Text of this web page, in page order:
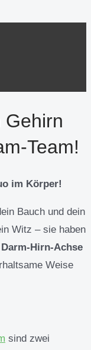
Gehirn
Team!
im Körper!
Bauch und dein
Witz – sie haben
Darm-Hirn-Achse
Weise
sind zwei